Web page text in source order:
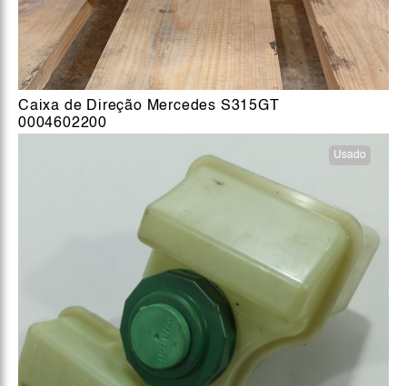
Caixa de Direção Mercedes S315GT
0004602200
Usado